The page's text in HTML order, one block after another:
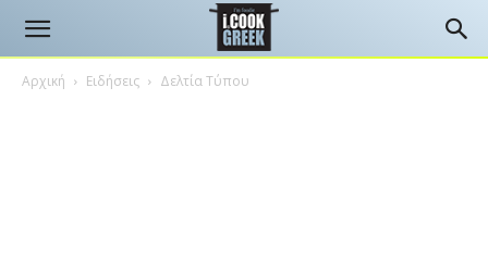
Αρχική Ειδήσεις Δελτία Τύπου